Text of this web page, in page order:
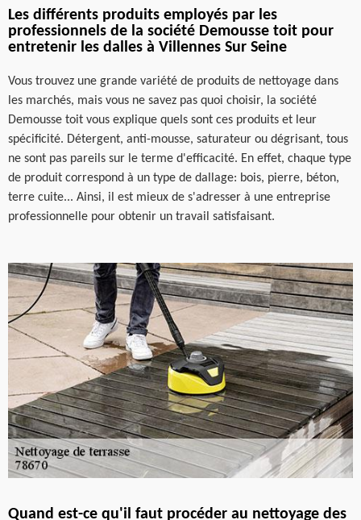
Les différents produits employés par les
professionnels de la société Demousse toit pour
entretenir les dalles à Villennes Sur Seine
Vous trouvez une grande variété de produits de nettoyage dans
les marchés, mais vous ne savez pas quoi choisir, la société
Demousse toit vous explique quels sont ces produits et leur
spécificité. Détergent, anti-mousse, saturateur ou dégrisant, tous
ne sont pas pareils sur le terme d'efficacité. En effet, chaque type
de produit correspond à un type de dallage: bois, pierre, béton,
terre cuite... Ainsi, il est mieux de s'adresser à une entreprise
professionnelle pour obtenir un travail satisfaisant.
Quand est-ce qu'il faut procéder au nettoyage des